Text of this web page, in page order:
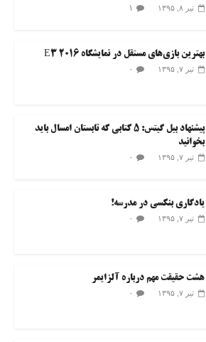
تیر ۸, ۱۳۹۵ ۱
بهترین بازی‌های مستقل در نمایشگاه E3 2016
تیر ۷, ۱۳۹۵ ۰
پیشنهاد بیل گیتس: ۵ کتابی که تابستان امسال باید
بخوانید
تیر ۷, ۱۳۹۵ ۰
یادگاری بنکسی در مدرسه!
تیر ۷, ۱۳۹۵ ۰
هشت حقیقت مهم درباره آلزایمر
تیر ۷, ۱۳۹۵ ۰